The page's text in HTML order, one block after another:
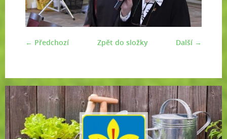
← Předchozí Další →
Zpět do složky